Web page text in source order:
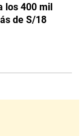
los 400 mil
de S/18